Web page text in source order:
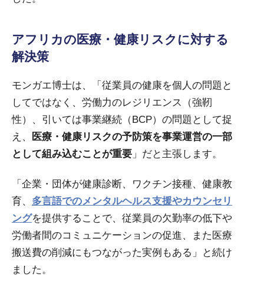
アフリカの医療・健康リスクに対する
解決策
モンガエ博士は、「従業員の健康を個人の問題と
してではなく、労働力のレジリエンス（強靭
性）、引いては事業継続（BCP）の問題として捉
え、
医療・健康リスクの予防策を事業運営の一部
として組み込むことが重要 」だと主張します。
「企業・団体が健康診断、ワクチン接種、健康教
育、 多言語でのメンタルヘルス支援やカウンセリ
ングを提供することで、従業員の欠勤率の低下や
労働者間のコミュニケーションの促進、また医療
搬送費の削減にもつながった実例もある」と続け
ました。